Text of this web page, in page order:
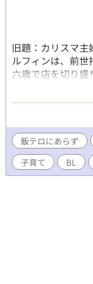
旧題：カリスマ
ルフィンは、前
六歳で店を切り盛
カリスマ主婦の
ちゅーばーにジョ
ターの母のアシ
えさせている。
に、突然甥っ子と
甥っ子が前王の落
やかな生活は崩
は、なぜかエルフ
含む場合、✳︎マ
飯テロにあらず
子育て
BL